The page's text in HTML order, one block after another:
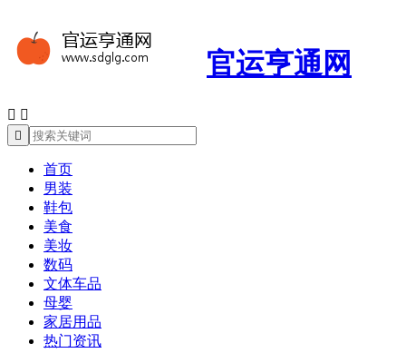
官运亨通网
 

首页
男装
鞋包
美食
美妆
数码
文体车品
母婴
家居用品
热门资讯